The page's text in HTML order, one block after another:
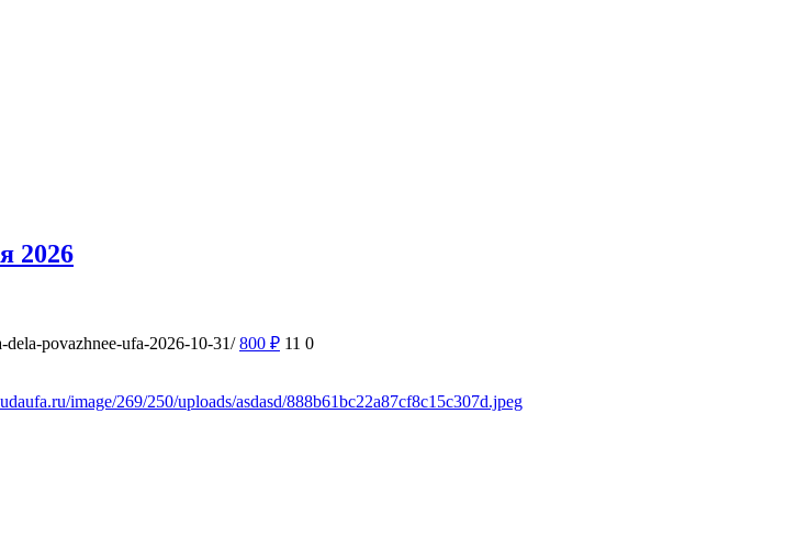
2026
povazhnee-ufa-2026-10-31/ 800 ₽ 11 0
image/269/250/uploads/asdasd/888b61bc22a87cf8c15c307d.jpeg